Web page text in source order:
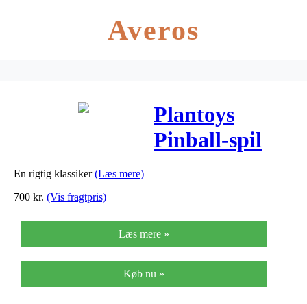
Averos
Plantoys
Pinball-spil
En rigtig klassiker(Læs mere)
700 kr. (Vis fragtpris)
Læs mere »
Køb nu »